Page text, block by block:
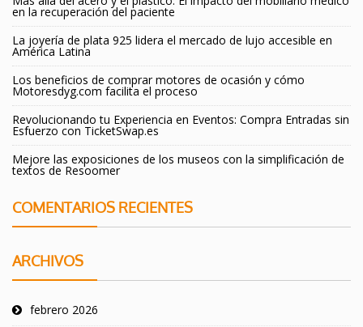
en la recuperación del paciente
La joyería de plata 925 lidera el mercado de lujo accesible en
América Latina
Los beneficios de comprar motores de ocasión y cómo
Motoresdyg.com facilita el proceso
Revolucionando tu Experiencia en Eventos: Compra Entradas sin
Esfuerzo con TicketSwap.es
Mejore las exposiciones de los museos con la simplificación de
textos de Resoomer
COMENTARIOS RECIENTES
ARCHIVOS
febrero 2026